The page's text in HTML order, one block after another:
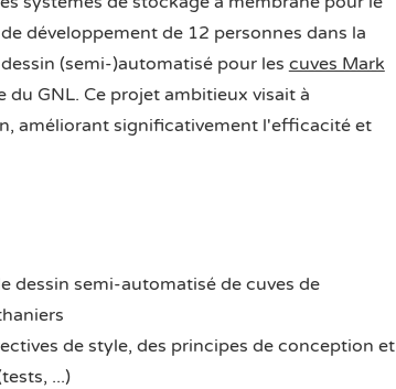
développement de 12 personnes dans la
(semi-)automatisé pour les cuves Mark
GNL. Ce projet ambitieux visait à
améliorant significativement l'efficacité et
dessin semi-automatisé de cuves de
de style, des principes de conception et
...)